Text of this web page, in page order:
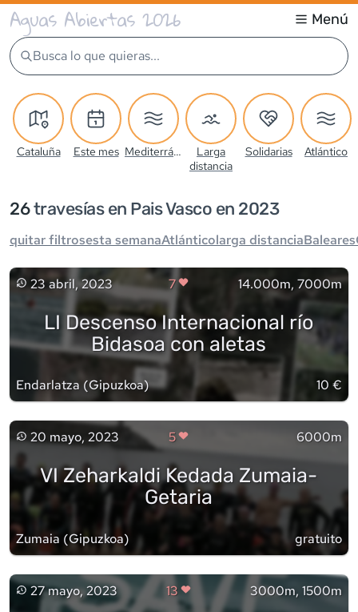
Aguas Abiertas 2026 Menú
Busca lo que quieras...
Cataluña Este mes Mediterráneo
Larga
distancia
Solidarias Atlántico
26travesías en Pais Vasco en 2023
quitar filtrosesta semanaAtlánticolarga distanciaBaleares
23 abril, 2023 7 14.000m, 7000m
LI Descenso Internacional río
Bidasoa con aletas
Endarlatza (Gipuzkoa) 10 €
20 mayo, 2023 5 6000m
VI Zeharkaldi Kedada Zumaia-
Getaria
Zumaia (Gipuzkoa) gratuito
27 mayo, 2023 13 3000m, 1500m